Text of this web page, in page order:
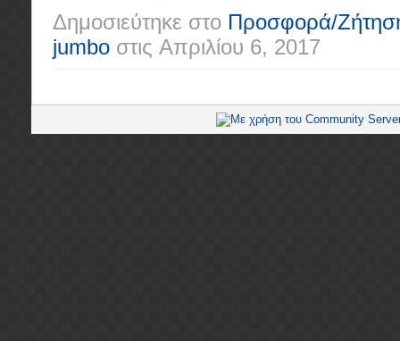
Δημοσιεύτηκε στο Προσφορά/
jumbo στις Απριλίου 6, 2017